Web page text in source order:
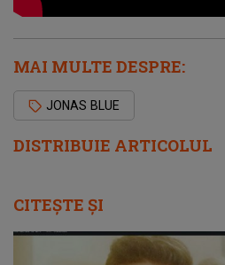
DISTRIBUIE ARTICOLUL
MAI MULTE DESPRE:
JONAS BLUE
CITEȘTE ȘI